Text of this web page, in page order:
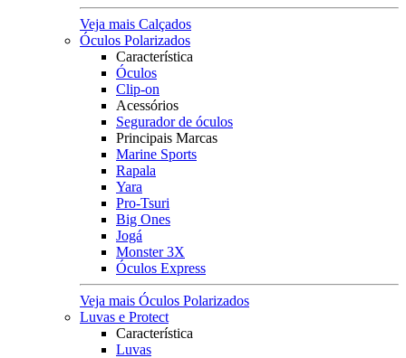
Veja mais Calçados
Óculos Polarizados
Característica
Óculos
Clip-on
Acessórios
Segurador de óculos
Principais Marcas
Marine Sports
Rapala
Yara
Pro-Tsuri
Big Ones
Jogá
Monster 3X
Óculos Express
Veja mais Óculos Polarizados
Luvas e Protect
Característica
Luvas